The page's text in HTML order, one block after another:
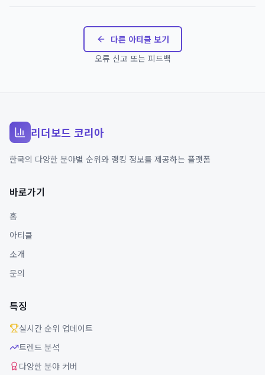
다른 아티클 보기
오류 신고 또는 피드백
리더보드 코리아
한국의 다양한 분야별 순위와 랭킹 정보를 제공하는 플랫폼
바로가기
홈
아티클
소개
문의
특징
실시간 순위 업데이트
트렌드 분석
다양한 분야 커버